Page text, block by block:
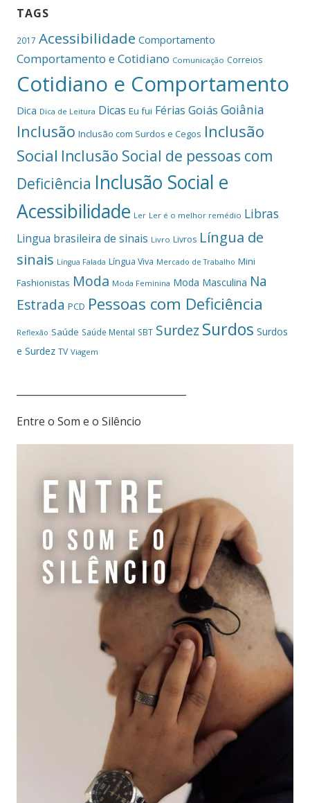
TAGS
2017 Acessibilidade Comportamento
Comportamento e Cotidiano Comunicação Correios
Cotidiano e Comportamento
Dica Dica de Leitura Dicas Eu fui Férias Goiás Goiânia
Inclusão Inclusão com Surdos e Cegos Inclusão
Social Inclusão Social de pessoas com
Deficiência Inclusão Social e
Acessibilidade Ler Ler é o melhor remédio Libras
Lingua brasileira de sinais Livro Livros Língua de
sinais Língua Falada Língua Viva Mercado de Trabalho Mini
Fashionistas Moda Moda Feminina Moda Masculina Na
Estrada PCD Pessoas com Deficiência
Reflexão Saúde Saúde Mental SBT Surdez Surdos Surdos
e Surdez TV Viagem
Entre o Som e o Silêncio